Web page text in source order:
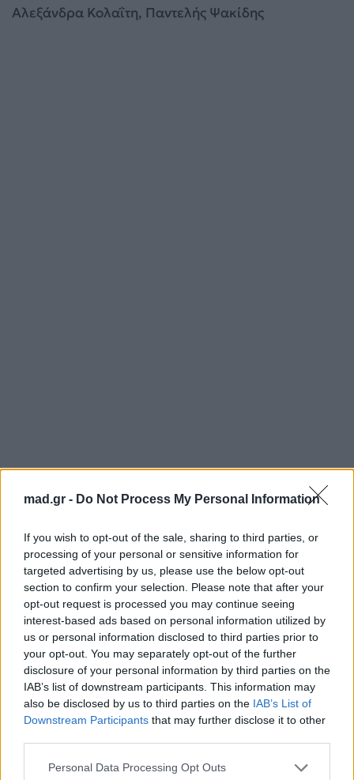
mad.gr - Do Not Process My Personal Information
If you wish to opt-out of the sale, sharing to third parties, or
processing of your personal or sensitive information for
targeted advertising by us, please use the below opt-out
section to confirm your selection. Please note that after your
opt-out request is processed you may continue seeing
interest-based ads based on personal information utilized by
us or personal information disclosed to third parties prior to
your opt-out. You may separately opt-out of the further
disclosure of your personal information by third parties on the
IAB’s list of downstream participants. This information may
also be disclosed by us to third parties on the IAB’s List of
Downstream Participants that may further disclose it to other
Personal Data Processing Opt Outs
Αλεξάνδρα Κολαΐτη, Παντελής Ψακίδης
Στον ρόλο της Μητέρας, η Χριστίνα Τσάφου
Χορηγοί επικοινωνίας
Mad TV & Mad Radio 106,2
Για σχόλια, μηνύματα ή φωτογραφικό υλικό
σχετικά με τοMad.gr, επισκεφτείτε μας στο